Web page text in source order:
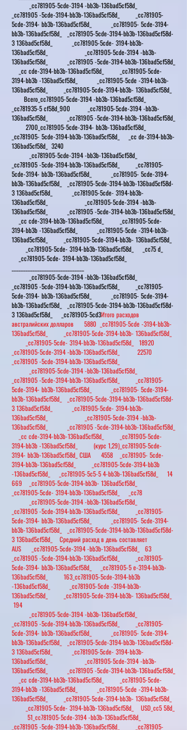
_cc781905-5cde-3194 -bb3b-136bad5cf58d_
_cc781905 -5cde-3194-bb3b-136bad5cf58d_ _cc781905-
5cde-3194- bb3b-136bad5cf58d_ _cc781905- 5cde-3194-
bb3b-136bad5cf58d_ _cc781905-5cde-3194-bb3b-136bad5cf58d-
3 136bad5cf58d_ _cc781905-5cde- 3194-bb3b-
136bad5cf58d_ _cc781905-5cde-3194 -bb3b-
136bad5cf58d_ _cc781905 -5cde-3194-bb3b-136bad5cf58d_
_cc cde-3194-bb3b-136bad5cf58d_ _cc781905-5cde-
3194-bb3b -136bad5cf58d_ _cc781905-5cde -3194-bb3b-
136bad5cf58d_ _cc781905-5cde-3194-bb3b- 136bad5cf58d_
Всего_cc781905-5cde-3194 -bb3b-136bad5cf58d_
_cc781935-5 cf58d_900 _cc781905-5cde-3194 -bb3b-
136bad5cf58d_ _cc781905 -5cde-3194-bb3b-136bad5cf58d_
2700_cc781905-5cde-3194- bb3b-136bad5cf58d_
_cc781905- 5cde-3194-bb3b-136bad5cf58d_ _cc de-3194-bb3b-
136bad5cf58d_ 3240
_cc781905-5cde-3194 -bb3b-136bad5cf58d_
_cc781905 -5cde-3194-bb3b-136bad5cf58d_ _cc781905-
5cde-3194- bb3b-136bad5cf58d_ _cc781905- 5cde-3194-
bb3b-136bad5cf58d_ _cc781905-5cde-3194-bb3b-136bad5cf58d-
3 136bad5cf58d_ _cc781905-5cde- 3194-bb3b-
136bad5cf58d_ _cc781905-5cde-3194 -bb3b-
136bad5cf58d_ _cc781905 -5cde-3194-bb3b-136bad5cf58d_
_cc cde-3194-bb3b-136bad5cf58d_ _cc781905-5cde-
3194-bb3b -136bad5cf58d_ _cc781905-5cde -3194-bb3b-
136bad5cf58d_ _cc781905-5cde-3194-bb3b- 136bad5cf58d_
_cc781905-5cde- 3194-bb3b-136bad5cf58d_ _cc75 d_
_cc781905-5cde- 3194-bb3b-136bad5cf58d_
_cc781905-5cde-3194 -bb3b-136bad5cf58d_
_cc781905 -5cde-3194-bb3b-136bad5cf58d_ _cc781905-
5cde-3194- bb3b-136bad5cf58d_ _cc781905- 5cde-3194-
bb3b-136bad5cf58d_ _cc781905-5cde-3194-bb3b-136bad5cf58d-
3 136bad5cf58d_ _cc781905-5cd3Итого расходов
австралийских долларов 5880 _cc781905-5cde -3194-bb3b-
136bad5cf58d_ _cc781905-5cde-3194-bb3b- 136bad5cf58d_
_cc781905-5cde- 3194-bb3b-136bad5cf58d_ 18920
_cc781905-5cde-3194 -bb3b-136bad5cf58d_ 22570
_cc781905 -5cde-3194-bb3b-136bad5cf58d_
_cc781905-5cde-3194 -bb3b-136bad5cf58d_
_cc781905 -5cde-3194-bb3b-136bad5cf58d_ _cc781905-
5cde-3194- bb3b-136bad5cf58d_ _cc781905- 5cde-3194-
bb3b-136bad5cf58d_ _cc781905-5cde-3194-bb3b-136bad5cf58d-
3 136bad5cf58d_ _cc781905-5cde- 3194-bb3b-
136bad5cf58d_ _cc781905-5cde-3194 -bb3b-
136bad5cf58d_ _cc781905 -5cde-3194-bb3b-136bad5cf58d_
_cc cde-3194-bb3b-136bad5cf58d_ _cc781905-5cde-
3194-bb3b -136bad5cf58d_ (курс 1,29)_cc781905-5cde-
3194- bb3b-136bad5cf58d_ США 4558 _cc781905- 5cde-
3194-bb3b-136bad5cf58d_ _cc781905-5cde-3194-bb3b
-136bad5cf58d_ _cc781905-5c5-5 4-bb3b-136bad5cf58d_ 14
669 _cc781905-5cde-3194-bb3b- 136bad5cf58d_
_cc781905-5cde- 3194-bb3b-136bad5cf58d_ _cc78
_cc781905-5cde-3194 -bb3b-136bad5cf58d_
_cc781905 -5cde-3194-bb3b-136bad5cf58d_ _cc781905-
5cde-3194- bb3b-136bad5cf58d_ _cc781905- 5cde-3194-
bb3b-136bad5cf58d_ _cc781905-5cde-3194-bb3b-136bad5cf58d-
3 136bad5cf58d_ Средний расход в день составляет
AUS _cc781905-5cde-3194 -bb3b-136bad5cf58d_ 63
_cc781905 -5cde-3194-bb3b-136bad5cf58d_ _cc781905-
5cde-3194- bb3b-136bad5cf58d_ _cc781905-5 e-3194-bb3b-
136bad5cf58d_ 163_cc781905-5cde-3194-bb3b
-136bad5cf58d_ _cc781905-5cde -3194-bb3b-
136bad5cf58d_ _cc781905-5cde-3194-bb3b- 136bad5cf58d_
194
_cc781905-5cde-3194 -bb3b-136bad5cf58d_
_cc781905 -5cde-3194-bb3b-136bad5cf58d_ _cc781905-
5cde-3194- bb3b-136bad5cf58d_ _cc781905- 5cde-3194-
bb3b-136bad5cf58d_ _cc781905-5cde-3194-bb3b-136bad5cf58d-
3 136bad5cf58d_ _cc781905-5cde- 3194-bb3b-
136bad5cf58d_ _cc781905-5cde-3194 -bb3b-
136bad5cf58d_ _cc781905 -5cde-3194-bb3b-136bad5cf58d_
_cc cde-3194-bb3b-136bad5cf58d_ _cc781905-5cde-
3194-bb3b -136bad5cf58d_ _cc781905-5cde -3194-bb3b-
136bad5cf58d_ _cc781905-5cde-3194-bb3b- 136bad5cf58d_
_cc781905-5cde- 3194-bb3b-136bad5cf58d_ USD_cc5 58d_
51_cc781905-5cde-3194 -bb3b-136bad5cf58d_
_cc781905 -5cde-3194-bb3b-136bad5cf58d_ _cc781905-